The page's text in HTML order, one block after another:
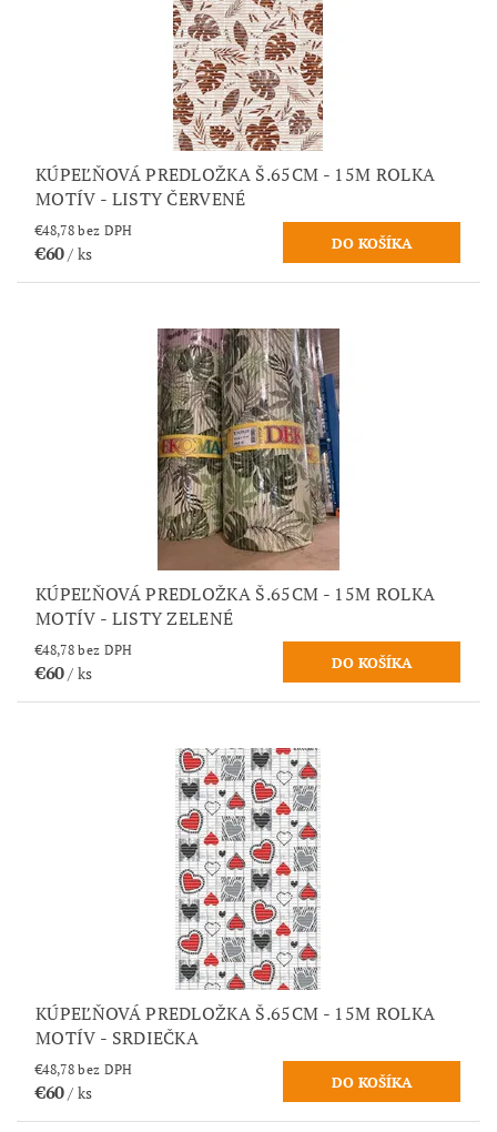
KÚPEĽŇOVÁ PREDLOŽKA Š.65CM - 15M ROLKA
MOTÍV - LISTY ČERVENÉ
€48,78 bez DPH
€60/ ks
KÚPEĽŇOVÁ PREDLOŽKA Š.65CM - 15M ROLKA
MOTÍV - LISTY ZELENÉ
€48,78 bez DPH
€60/ ks
KÚPEĽŇOVÁ PREDLOŽKA Š.65CM - 15M ROLKA
MOTÍV - SRDIEČKA
€48,78 bez DPH
€60/ ks